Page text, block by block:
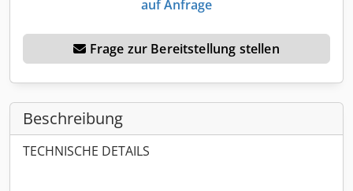
auf Anfrage
Frage zur Bereitstellung stellen
Beschreibung
TECHNISCHE DETAILS